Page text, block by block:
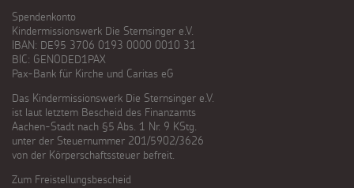
Spendenkonto
Kindermissionswerk Die Sternsinger e.V.
IBAN: DE95 3706 0193 0000 0010 31
BIC: GENODED1PAX
Pax-Bank für Kirche und Caritas eG
Das Kindermissionswerk Die Sternsinger e.V.
ist laut letztem Bescheid des Finanzamts
Aachen-Stadt nach §5 Abs. 1 Nr. 9 KStg.
unter der Steuernummer 201/5902/3626
von der Körperschaftssteuer befreit.
Zum Freistellungsbescheid